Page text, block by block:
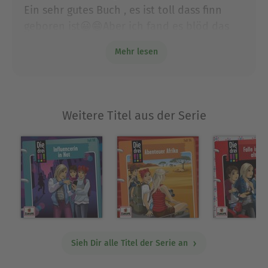
und Jugendliche. Sie lebt mit ihrer Familie in
Ausblenden
Ein sehr gutes Buch , es ist toll dass finn
als Marie erzählt hat das sie ans set dürfen
Mehr lesen
Weitere Titel aus der Serie
Sieh Dir alle Titel der Serie an